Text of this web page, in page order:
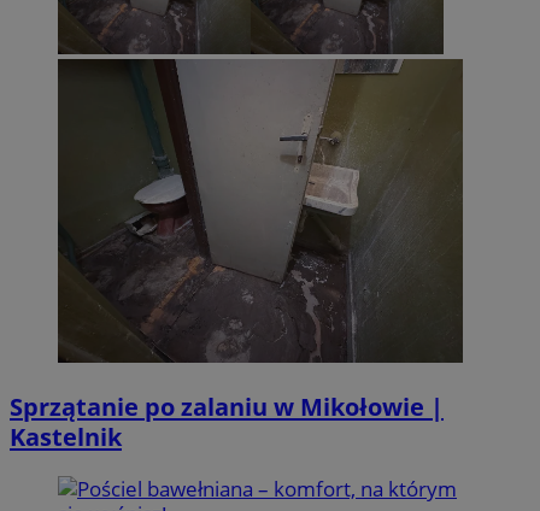
Sprzątanie po zalaniu w Mikołowie |
Kastelnik